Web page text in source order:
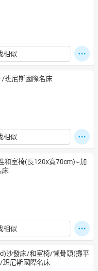
相似
/班尼斯國際名床
相似
和室椅(長120x寬70cm)~加
床
相似
沙發床/和室椅/懶骨頭(攤平
班尼斯國際名床